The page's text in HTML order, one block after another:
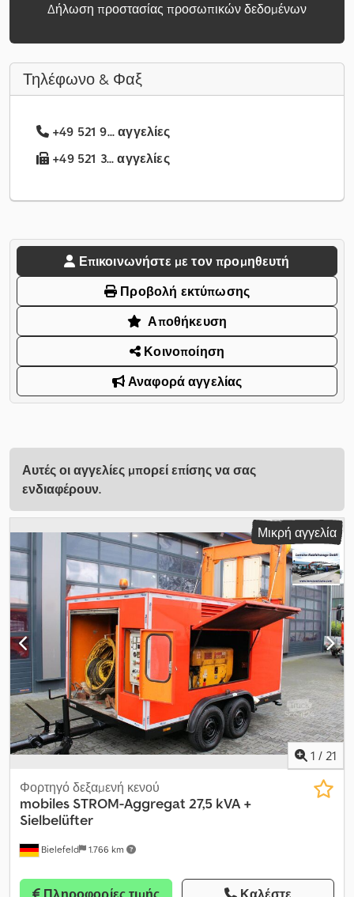
Δήλωση προστασίας προσωπικών δεδομένων
Τηλέφωνο & Φαξ
+49 521 9... αγγελίες
+49 521 3... αγγελίες
Επικοινωνήστε με τον προμηθευτή
Προβολή εκτύπωσης
Αποθήκευση
Κοινοποίηση
Αναφορά αγγελίας
Αυτές οι αγγελίες μπορεί επίσης να σας
ενδιαφέρουν.
Μικρή αγγελία
1 / 21
Bielefeld 1.766 km
Φορτηγό δεξαμενή κενού
mobiles STROM-Aggregat 27,5 kVA +
Sielbelüfter
Πληροφορίες τιμής Καλέστε